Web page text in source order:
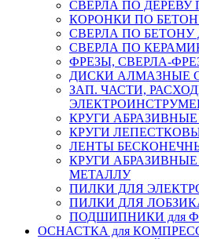
СВЕРЛА ПО ДЕРЕВУ
КОРОНКИ ПО
СВЕРЛА ПО БЕТОНУ
СВЕРЛА ПО
ФРЕЗЫ, СВЕРЛА-
ДИСКИ АЛМАЗНЫЕ
ЗАП. ЧАСТИ,
КРУГИ АБРАЗИВНЫЕ
КРУГИ
ЛЕНТЫ
КРУГИ
МЕТАЛЛУ
ПИЛКИ ДЛЯ
ПИЛКИ ДЛЯ
ПОДШИПНИКИ для
ОСНАСТКА для